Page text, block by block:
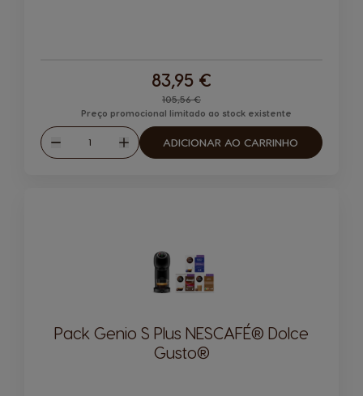
Regular Price
105,56 €
83,95 €
Preço promocional limitado ao stock existente
Reduzir
Quantidade
Aumentar
ADICIONAR AO CARRINHO
Pack Genio S Plus NESCAFÉ® Dolce
Gusto®